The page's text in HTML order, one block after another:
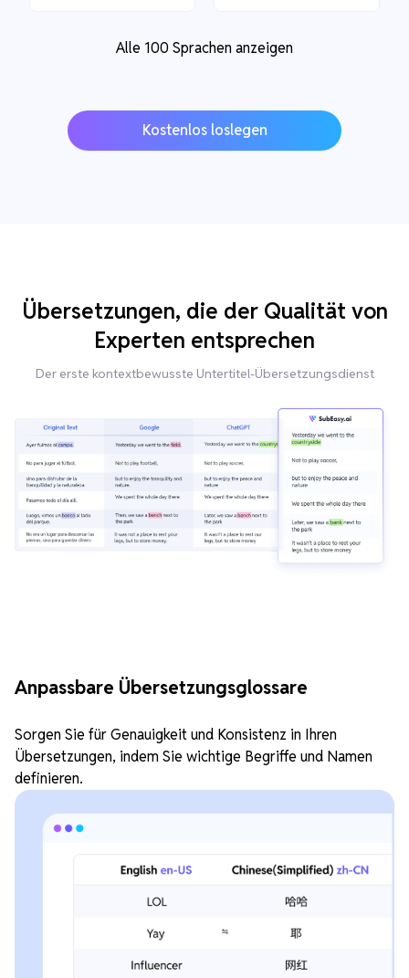
Alle 100 Sprachen anzeigen
Kostenlos loslegen
Übersetzungen, die der Qualität von
Experten entsprechen
Der erste kontextbewusste Untertitel-Übersetzungsdienst
Anpassbare Übersetzungsglossare
Sorgen Sie für Genauigkeit und Konsistenz in Ihren
Übersetzungen, indem Sie wichtige Begriffe und Namen
definieren.